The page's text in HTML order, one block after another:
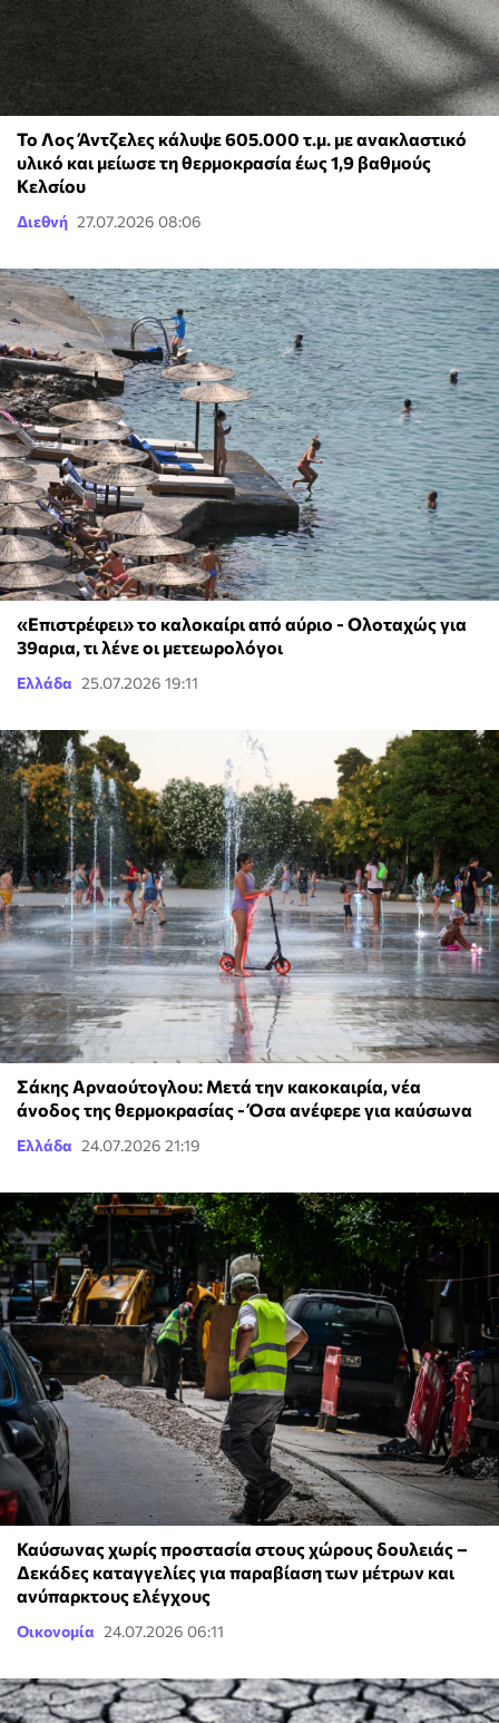
Το Λος Άντζελες κάλυψε 605.000 τ.μ. με ανακλαστικό
υλικό και μείωσε τη θερμοκρασία έως 1,9 βαθμούς
Κελσίου
Διεθνή 27.07.2026 08:06
«Επιστρέφει» το καλοκαίρι από αύριο - Ολοταχώς για
39αρια, τι λένε οι μετεωρολόγοι
Ελλάδα 25.07.2026 19:11
Σάκης Αρναούτογλου: Μετά την κακοκαιρία, νέα
άνοδος της θερμοκρασίας - Όσα ανέφερε για καύσωνα
Ελλάδα 24.07.2026 21:19
Καύσωνας χωρίς προστασία στους χώρους δουλειάς –
Δεκάδες καταγγελίες για παραβίαση των μέτρων και
ανύπαρκτους ελέγχους
Οικονομία 24.07.2026 06:11